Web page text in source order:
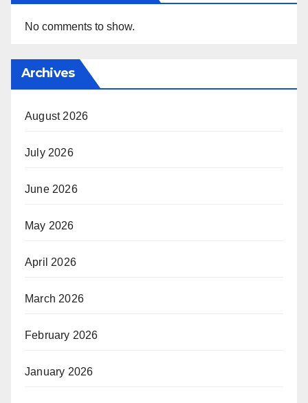
No comments to show.
Archives
August 2026
July 2026
June 2026
May 2026
April 2026
March 2026
February 2026
January 2026